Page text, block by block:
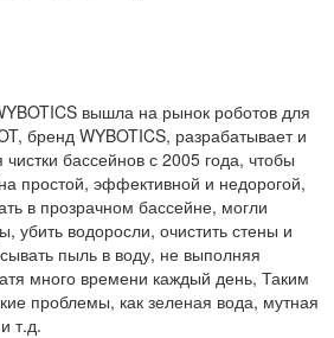
вышла на рынок роботов для
бренд WYBOTICS, разрабатывает и
бассейнов с 2005 года, чтобы
простой, эффективной и недорогой,
в прозрачном бассейне, могли
убить водоросли, очистить стены и
пыль в воду, не выполняя
много времени каждый день, Таким
проблемы, как зеленая вода, мутная
т.д.